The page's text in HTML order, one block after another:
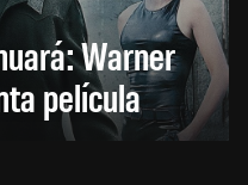
Warner
película